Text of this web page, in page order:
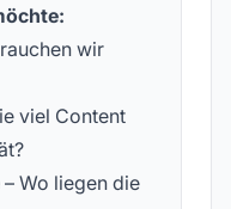
wir
viel Content
– Wo liegen die